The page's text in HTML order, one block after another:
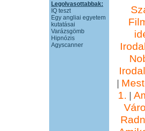
Legolvasottabbak:
IQ teszt
Egy angliai egyetem
kutatásai
Varázsgömb
Hipnózis
Agyscanner
|
1. |